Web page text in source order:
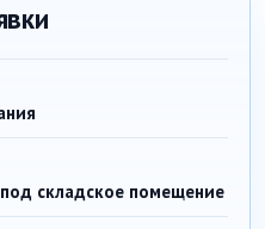
складское помещение